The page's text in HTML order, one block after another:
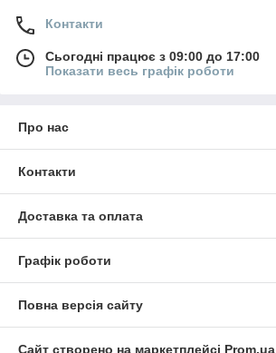
Контакти
Сьогодні працює з 09:00 до 17:00
Показати весь графік роботи
Про нас
Контакти
Доставка та оплата
Графік роботи
Повна версія сайту
Сайт створено на маркетплейсі Prom.ua